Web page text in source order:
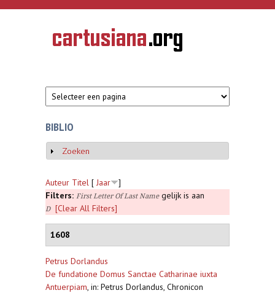
Overslaan en naar de inhoud gaan
CARTUSIANA
Geschiedenis
van de
BIBLIO
Weergeven
Zoeken
Auteur Titel [ Jaar
]
Filters: First Letter Of Last Namegelijk is aan
D [Clear All Filters]
1608
Petrus Dorlandus
De fundatione Domus Sanctae Catharinae iuxta
Antuerpiam, in: Petrus Dorlandus, Chronicon